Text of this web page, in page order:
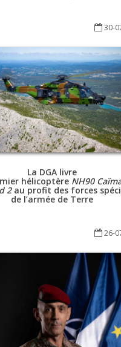
30-
La DGA livre
hélicoptère NH90
2au profit des forces
de l’armée de Terre
26-